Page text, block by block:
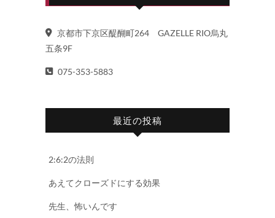
京都市下京区醍醐町264 GAZELLE RIO烏丸
五条9F
075-353-5883
最近の投稿
2:6:2の法則
あえてクローズドにする効果
先生、怖いんです